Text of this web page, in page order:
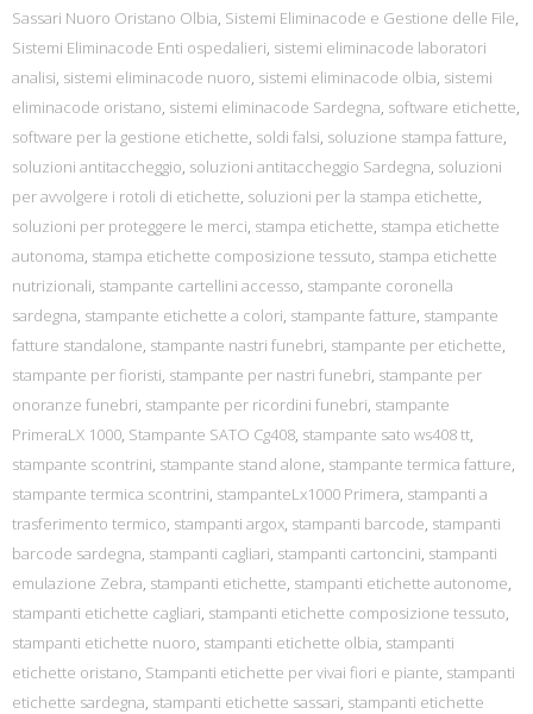
Sassari Nuoro Oristano Olbia, Sistemi Eliminacode e Gestione delle File,
Sistemi Eliminacode Enti ospedalieri, sistemi eliminacode laboratori
analisi, sistemi eliminacode nuoro, sistemi eliminacode olbia, sistemi
eliminacode oristano, sistemi eliminacode Sardegna, software etichette,
software per la gestione etichette, soldi falsi, soluzione stampa fatture,
soluzioni antitaccheggio, soluzioni antitaccheggio Sardegna, soluzioni
per avvolgere i rotoli di etichette, soluzioni per la stampa etichette,
soluzioni per proteggere le merci, stampa etichette, stampa etichette
autonoma, stampa etichette composizione tessuto, stampa etichette
nutrizionali, stampante cartellini accesso, stampante coronella
sardegna, stampante etichette a colori, stampante fatture, stampante
fatture standalone, stampante nastri funebri, stampante per etichette,
stampante per fioristi, stampante per nastri funebri, stampante per
onoranze funebri, stampante per ricordini funebri, stampante
PrimeraLX 1000, Stampante SATO Cg408, stampante sato ws408 tt,
stampante scontrini, stampante stand alone, stampante termica fatture,
stampante termica scontrini, stampanteLx1000 Primera, stampanti a
trasferimento termico, stampanti argox, stampanti barcode, stampanti
barcode sardegna, stampanti cagliari, stampanti cartoncini, stampanti
emulazione Zebra, stampanti etichette, stampanti etichette autonome,
stampanti etichette cagliari, stampanti etichette composizione tessuto,
stampanti etichette nuoro, stampanti etichette olbia, stampanti
etichette oristano, Stampanti etichette per vivai fiori e piante, stampanti
etichette sardegna, stampanti etichette sassari, stampanti etichette